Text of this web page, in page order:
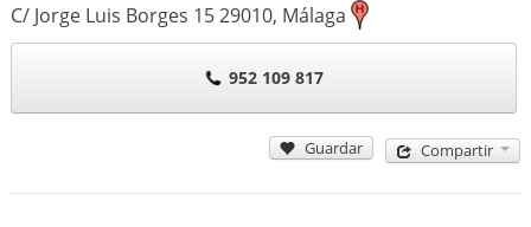
C/ Jorge Luis Borges 1529010, Málaga
952 109 817
Guardar Compartir